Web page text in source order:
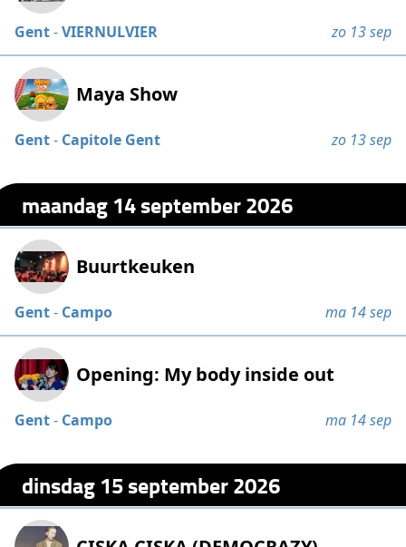
Gent-VIERNULVIER zo 13 sep
Maya Show
Gent- Capitole Gent zo 13 sep
maandag 14 september 2026
Buurtkeuken
Gent- Campo ma 14 sep
Opening: My body inside out
Gent- Campo ma 14 sep
dinsdag 15 september 2026